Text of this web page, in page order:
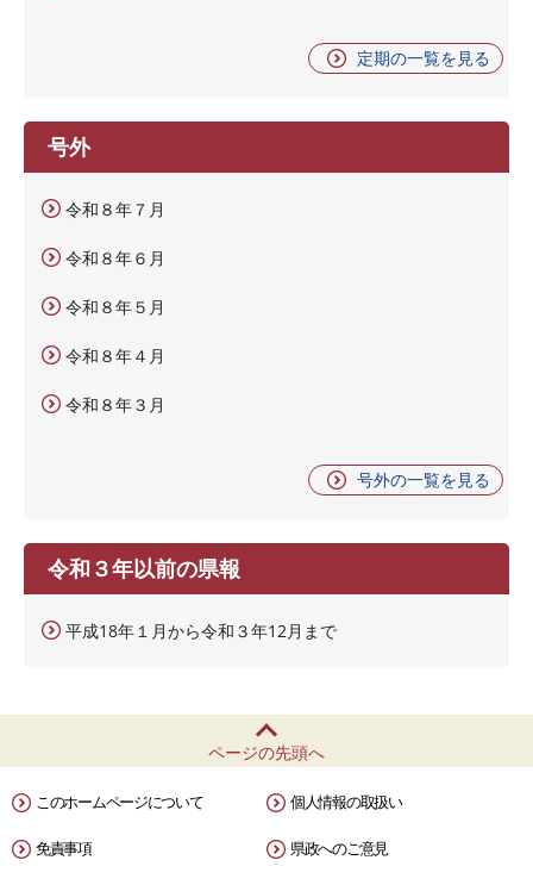
定期の一覧を見る
号外
令和８年７月
令和８年６月
令和８年５月
令和８年４月
令和８年３月
号外の一覧を見る
令和３年以前の県報
平成18年１月から令和３年12月まで
ページの先頭へ
このホームページについて 個人情報の取扱い
免責事項 県政へのご意見